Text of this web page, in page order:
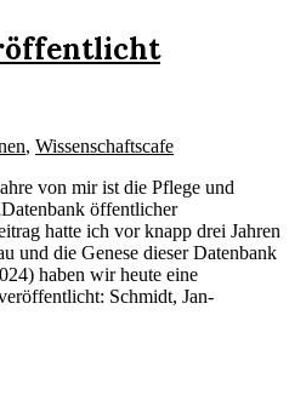
, Wissenschaftscafe
von mir ist die Pflege und
öffentlicher
hatte ich vor knapp drei Jahren
und die Genese dieser Datenbank
haben wir heute eine
Schmidt, Jan-